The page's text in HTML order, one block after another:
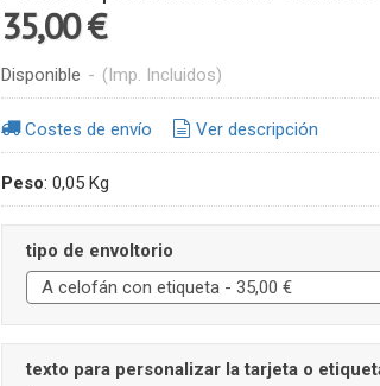
35,00 €
Disponible - (Imp. Incluidos)
Costes de envío Ver descripción
Peso: 0,05 Kg
tipo de envoltorio
texto para personalizar la tarjeta o